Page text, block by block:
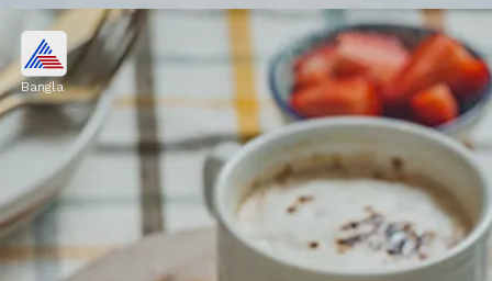
ডিমের কুসুম বাদ
ডিমের কুসুমে ভিটামিন-ডি, বি ২, বি-১২ থাকে , যা
হাড়ের জন্য উপকারী। যারা নিয়মিত শরীরচর্চা করে
থাকেন তারা প্রতি দিনের খাদ্যতালিকায় অবশ্যই ডিম
রাখুন।
Image credits: Getty
Bangla